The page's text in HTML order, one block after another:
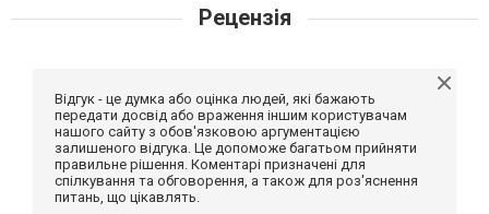
Рецензія
Відгук - це думка або оцінка людей, які бажають
передати досвід або враження іншим користувачам
нашого сайту з обов'язковою аргументацією
залишеного відгука. Це допоможе багатьом прийняти
правильне рішення. Коментарі призначені для
спілкування та обговорення, а також для роз'яснення
питань, що цікавлять.